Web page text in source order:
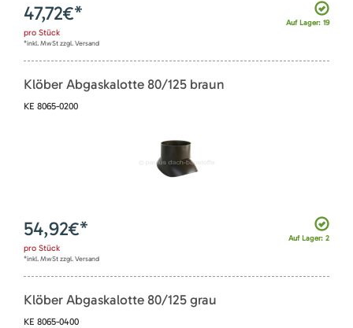
Auf Lager: 19
47,72€*
pro Stück
*inkl. MwSt zzgl. Versand
Klöber Abgaskalotte 80/125 braun
KE 8065-0200
Auf Lager: 2
54,92€*
pro Stück
*inkl. MwSt zzgl. Versand
Klöber Abgaskalotte 80/125 grau
KE 8065-0400